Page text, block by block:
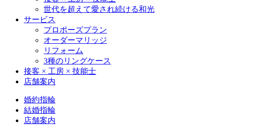
世代を超えて愛され続ける和光
サービス
プロポーズプラン
オーダーマリッジ
リフォーム
3種のリングケース
接客 × 工房 × 技能士
店舗案内
婚約指輪
結婚指輪
店舗案内